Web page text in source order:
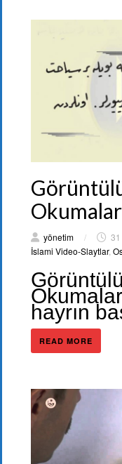
yönetim /
İslami Video-Slaytlar,
hayrın
READ MORE